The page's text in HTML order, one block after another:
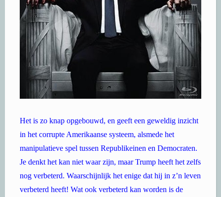
Het is zo knap opgebouwd, en geeft een geweldig inzicht
in het corrupte Amerikaanse systeem, alsmede het
manipulatieve spel tussen Republikeinen en Democraten.
Je denkt het kan niet waar zijn, maar Trump heeft het zelfs
nog verbeterd. Waarschijnlijk het enige dat hij in z’n leven
verbeterd heeft! Wat ook verbeterd kan worden is de